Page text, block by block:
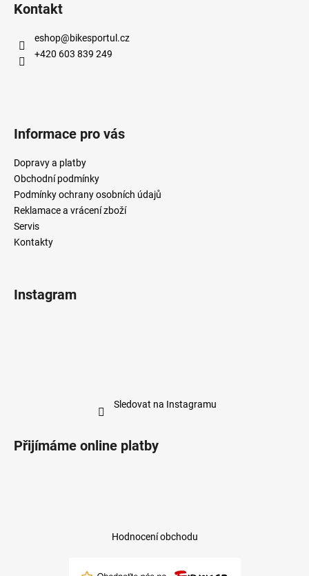
Kontakt
eshop@bikesportul.cz
+420 603 839 249
Informace pro vás
Dopravy a platby
Obchodní podmínky
Podmínky ochrany osobních údajů
Reklamace a vrácení zboží
Servis
Kontakty
Instagram
Sledovat na Instagramu
Přijímáme online platby
Hodnocení obchodu